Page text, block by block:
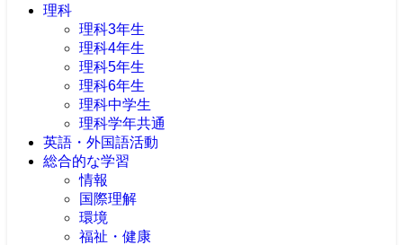
理科
理科3年生
理科4年生
理科5年生
理科6年生
理科中学生
理科学年共通
英語・外国語活動
総合的な学習
情報
国際理解
環境
福祉・健康